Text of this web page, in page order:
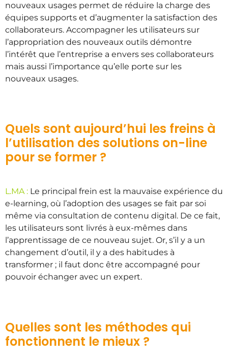
nouveaux usages permet de réduire la charge des
équipes supports et d’augmenter la satisfaction des
collaborateurs. Accompagner les utilisateurs sur
l’appropriation des nouveaux outils démontre
l’intérêt que l’entreprise a envers ses collaborateurs
mais aussi l’importance qu’elle porte sur les
nouveaux usages.
Quels sont aujourd’hui les freins à
l’utilisation des solutions on-line
pour se former ?
L.MA : Le principal frein est la mauvaise expérience du
e-learning, où l’adoption des usages se fait par soi
même via consultation de contenu digital. De ce fait,
les utilisateurs sont livrés à eux-mêmes dans
l’apprentissage de ce nouveau sujet. Or, s’il y a un
changement d’outil, il y a des habitudes à
transformer ; il faut donc être accompagné pour
pouvoir échanger avec un expert.
Quelles sont les méthodes qui
fonctionnent le mieux ?